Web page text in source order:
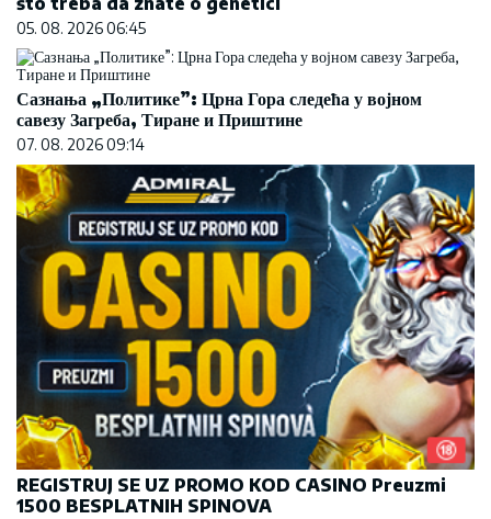
05. 08. 2026 06:45
Сазнања „Политике”: Црна Гора следећа у војном
савезу Загреба, Тиране и Приштине
07. 08. 2026 09:14
REGISTRUJ SE UZ PROMO KOD CASINO Preuzmi
1500 BESPLATNIH SPINOVA